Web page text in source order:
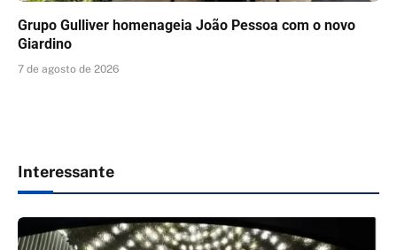
Grupo Gulliver homenageia João Pessoa com o novo
Giardino
7 de agosto de 2026
Interessante